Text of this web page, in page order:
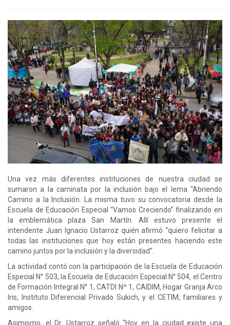
Una vez más diferentes instituciones de nuestra ciudad se
sumaron a la caminata por la inclusión bajo el lema “Abriendo
Camino a la Inclusión. La misma tuvo su convocatoria desde la
Escuela de Educación Especial “Vamos Creciendo” finalizando en
la emblemática plaza San Martín. Allí estuvo presente el
intendente Juan Ignacio Ustarroz quién afirmó “quiero felicitar a
todas las instituciones que hoy están presentes haciendo este
camino juntos por la inclusión y la diversidad”.
La actividad contó con la participación de la Escuela de Educación
Especial N° 503, la Escuela de Educación Especial N° 504, el Centro
de Formación Integral N° 1, CATDI Nº 1, CAIDIM, Hogar Granja Arco
Iris, Instituto Diferencial Privado Sukich, y el CETIM, familiares y
amigos.
Asimismo, el Dr. Ustarroz señaló “Hoy en la ciudad existe una